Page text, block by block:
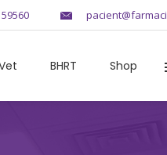
BHRT Shop